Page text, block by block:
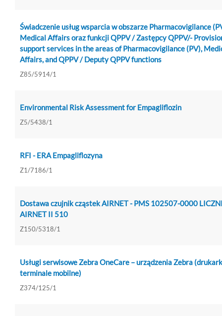
Świadczenie usług wsparcia w obszarze Pharmacovigilance
Medical Affairs oraz funkcji QPPV / Zastępcy QPPV/-
support services in the areas of Pharmacovigilance (PV),
Affairs, and QPPV / Deputy QPPV functions
Z85/5914/1
Environmental Risk Assessment for Empagliflozin
Z5/5438/1
RFI - ERA Empagliflozyna
Z1/7186/1
Dostawa czujnik cząstek AIRNET - PMS 102507-0000
AIRNET II 510
Z150/5318/1
Usługi serwisowe Zebra OneCare – urządzenia Zebra
terminale mobilne)
Z374/125/1